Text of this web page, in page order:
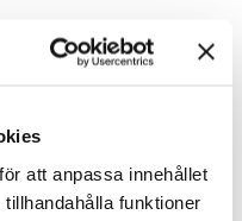
att anpassa innehållet
funktioner
)